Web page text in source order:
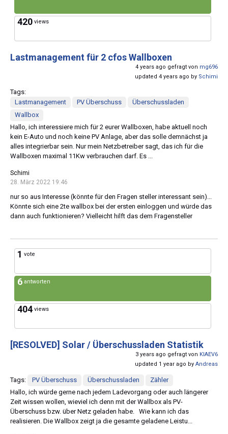
420 views
Lastmanagement für 2 cfos Wallboxen
4 years ago gefragt von mg696
updated 4 years ago by Schimi
Tags:
Lastmanagement
PV Überschuss
Überschussladen
Wallbox
Hallo, ich interessiere mich für 2 eurer Wallboxen, habe aktuell noch
kein E-Auto und noch keine PV Anlage, aber das solle demnächst ja
alles integrierbar sein. Nur mein Netzbetreiber sagt, das ich für die
Wallboxen maximal 11Kw verbrauchen darf. Es ...
Schimi
28. März 2022 19:46
nur so aus Interesse (könnte für den Fragen steller interessant sein)...
Könnte sich eine 2te wallbox bei der ersten einloggen und würde das
dann auch funktionieren? Vielleicht hilft das dem Fragensteller
1 vote
6 antworten
404 views
[RESOLVED] Solar / Überschussladen Statistik
3 years ago gefragt von KIAEV6
updated 1 year ago by Andreas
Tags: PV Überschuss Überschussladen
Zähler
Hallo, ich würde gerne nach jedem Ladevorgang oder auch längerer
Zeit wissen wollen, wieviel ich denn mit der Wallbox als PV-
Überschuss bzw. über Netz geladen habe. Wie kann ich das
realisieren. Die Wallbox zeigt ja die gesamte geladene Leistu...